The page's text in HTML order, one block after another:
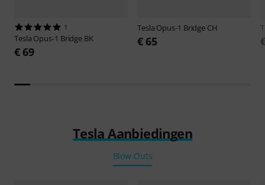
1
Tesla Opus-1 Bridge BK
€ 69
Tesla Opus-1 Bridge CH
€ 65
Tesla Aanbiedingen
Blow-Outs